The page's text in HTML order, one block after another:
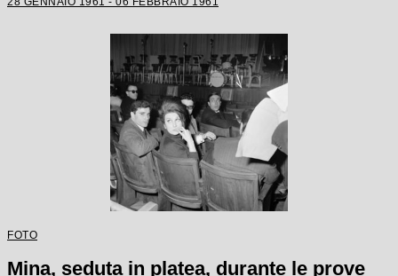
FOTO
Mina, seduta in platea, durante le prove